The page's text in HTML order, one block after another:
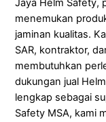
Jaya Helm Safety,
menemukan
jaminan kualitas.
SAR, kontraktor,
membutuhkan
dukungan jual
lengkap sebagai
Safety MSA, kami